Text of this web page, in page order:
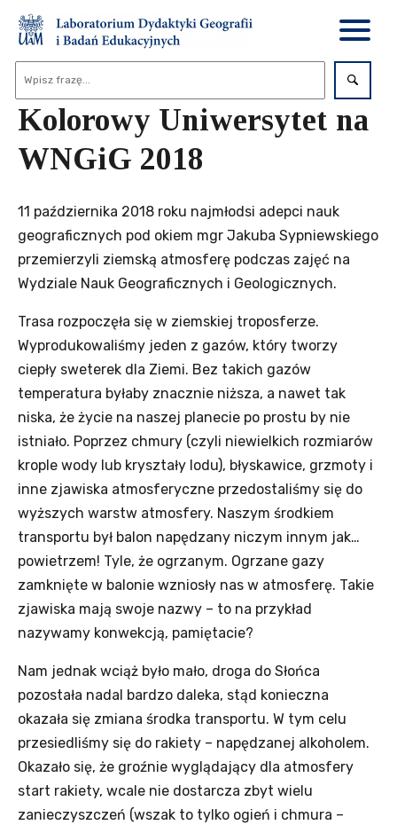
Kolorowy Uniwersytet na
WNGiG 2018
11 października 2018 roku najmłodsi adepci nauk
geograficznych pod okiem mgr Jakuba Sypniewskiego
przemierzyli ziemską atmosferę podczas zajęć na
Wydziale Nauk Geograficznych i Geologicznych.
Trasa rozpoczęła się w ziemskiej troposferze.
Wyprodukowaliśmy jeden z gazów, który tworzy
ciepły sweterek dla Ziemi. Bez takich gazów
temperatura byłaby znacznie niższa, a nawet tak
niska, że życie na naszej planecie po prostu by nie
istniało. Poprzez chmury (czyli niewielkich rozmiarów
krople wody lub kryształy lodu), błyskawice, grzmoty i
inne zjawiska atmosferyczne przedostaliśmy się do
wyższych warstw atmosfery. Naszym środkiem
transportu był balon napędzany niczym innym jak…
powietrzem! Tyle, że ogrzanym. Ogrzane gazy
zamknięte w balonie wzniosły nas w atmosferę. Takie
zjawiska mają swoje nazwy – to na przykład
nazywamy konwekcją, pamiętacie?
Nam jednak wciąż było mało, droga do Słońca
pozostała nadal bardzo daleka, stąd konieczna
okazała się zmiana środka transportu. W tym celu
przesiedliśmy się do rakiety – napędzanej alkoholem.
Okazało się, że groźnie wyglądający dla atmosfery
start rakiety, wcale nie dostarcza zbyt wielu
zanieczyszczeń (wszak to tylko ogień i chmura –